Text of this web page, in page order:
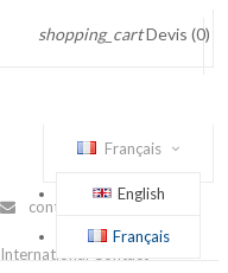
shopping_cart Devis (0)
Français
English
Français
contact@sensel-
International Contact